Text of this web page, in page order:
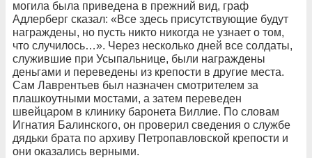
могила была приведена в прежний вид, граф
Адлерберг сказал: «Все здесь присутствующие будут
награждены, но пусть никто никогда не узнает о том,
что случилось…». Через несколько дней все солдаты,
служившие при Усыпальнице, были награждены
деньгами и переведены из крепости в другие места.
Сам Лаврентьев был назначен смотрителем за
плашкоутными мостами, а затем переведен
швейцаром в клинику баронета Виллие. По словам
Игнатия Балинского, он проверил сведения о службе
дядьки брата по архиву Петропавловской крепости и
они оказались верными.